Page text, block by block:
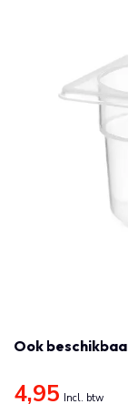
Ook
4,95 Incl. btw